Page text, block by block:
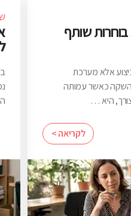
שותף
אלא מערכת
כאשר עמותה
היא …
לקריאה >